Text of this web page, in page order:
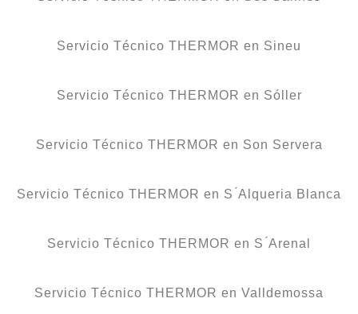
Servicio Técnico THERMOR en Sineu
Servicio Técnico THERMOR en Sóller
Servicio Técnico THERMOR en Son Servera
Servicio Técnico THERMOR en S ́Alqueria Blanca
Servicio Técnico THERMOR en S ́Arenal
Servicio Técnico THERMOR en Valldemossa